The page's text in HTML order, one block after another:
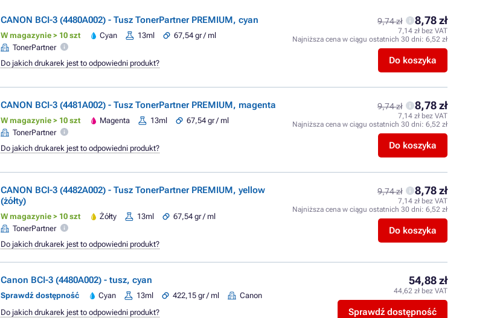
CANON BCI-3 (4480A002) - Tusz TonerPartner PREMIUM, cyan
W magazynie > 10 szt Cyan 13ml
67,54 gr / ml
TonerPartner
9,74 zł 8,78 zł
7,14 zł bez VAT
Najniższa cena w ciągu ostatnich 30 dni: 6,52 zł
Do koszyka
Do jakich drukarek jest to odpowiedni produkt?
CANON BCI-3 (4481A002) - Tusz TonerPartner PREMIUM, magenta
W magazynie > 10 szt Magenta 13ml
67,54 gr / ml
TonerPartner
9,74 zł 8,78 zł
7,14 zł bez VAT
Najniższa cena w ciągu ostatnich 30 dni: 6,52 zł
Do koszyka
Do jakich drukarek jest to odpowiedni produkt?
CANON BCI-3 (4482A002) - Tusz TonerPartner PREMIUM, yellow
(żółty)
W magazynie > 10 szt Żółty 13ml
67,54 gr / ml
TonerPartner
9,74 zł 8,78 zł
7,14 zł bez VAT
Najniższa cena w ciągu ostatnich 30 dni: 6,52 zł
Do koszyka
Do jakich drukarek jest to odpowiedni produkt?
Canon BCI-3 (4480A002) - tusz, cyan
Sprawdź dostępność Cyan 13ml 422,15 gr / ml Canon
54,88 zł
44,62 zł bez VAT
Sprawdź dostępność
Do jakich drukarek jest to odpowiedni produkt?